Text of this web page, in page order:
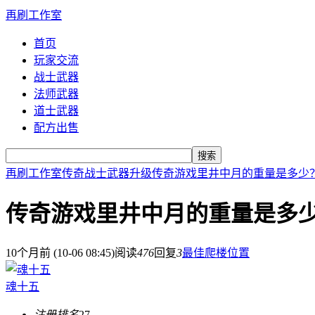
再刷工作室
首页
玩家交流
战士武器
法师武器
道士武器
配方出售
搜索
再刷工作室传奇战士武器升级传奇游戏里井中月的重量是多少
传奇游戏里井中月的重量是多
10个月前 (10-06 08:45)阅读476回复3最佳爬楼位置
魂十五